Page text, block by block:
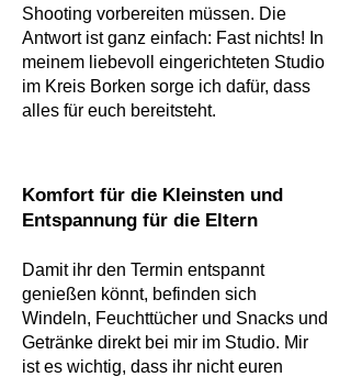
Shooting vorbereiten müssen. Die
Antwort ist ganz einfach: Fast nichts! In
meinem liebevoll eingerichteten Studio
im Kreis Borken sorge ich dafür, dass
alles für euch bereitsteht.
Komfort für die Kleinsten und
Entspannung für die Eltern
Damit ihr den Termin entspannt
genießen könnt, befinden sich
Windeln, Feuchttücher und Snacks und
Getränke direkt bei mir im Studio. Mir
ist es wichtig, dass ihr nicht euren